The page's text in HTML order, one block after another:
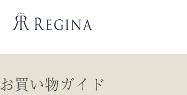
お買い物ガイド